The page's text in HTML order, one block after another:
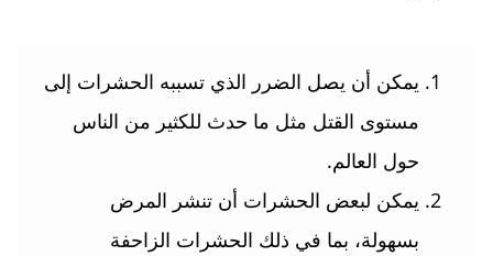
يمكن أن يصل الضرر الذي تسببه الحشرات إلى
مستوى القتل مثل ما حدث للكثير من الناس
حول العالم.
يمكن لبعض الحشرات أن تنشر المرض
بسهولة، بما في ذلك الحشرات الزاحفة